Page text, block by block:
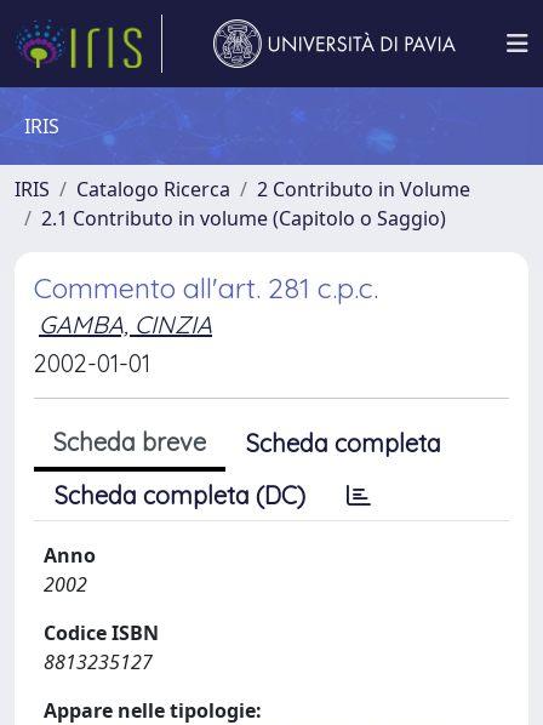
IRIS
IRIS Catalogo Ricerca
2 Contributo in Volume
2.1 Contributo in volume (Capitolo o Saggio)
Commento all'art. 281 c.p.c.
GAMBA, CINZIA
2002-01-01
Scheda breve
Scheda completa
Scheda completa (DC)
Anno
2002
Codice ISBN
8813235127
Appare nelle tipologie: